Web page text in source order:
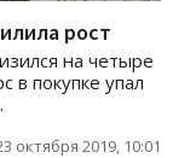
рост
на четыре
в покупке упал
октября 2019, 10:01